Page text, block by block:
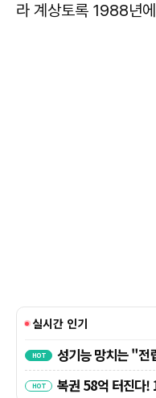
라 계상토록 1988년